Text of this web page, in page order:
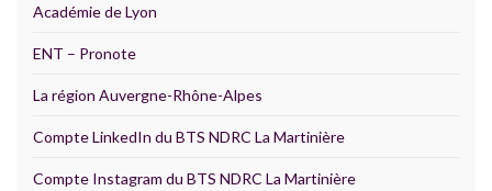
Académie de Lyon
ENT – Pronote
La région Auvergne-Rhône-Alpes
Compte LinkedIn du BTS NDRC La Martinière
Compte Instagram du BTS NDRC La Martinière